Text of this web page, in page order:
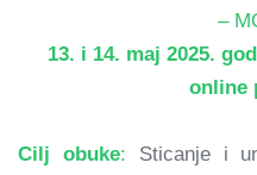
–
13. i 14. maj 2025.
online
Cilj obuke: Sticanje i